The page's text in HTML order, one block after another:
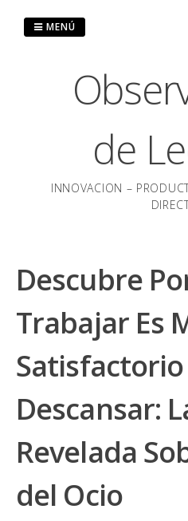
de
INNOVACION –
MENÚ
Descubre
Trabajar Es
Descansar:
Revelada
del Ocio